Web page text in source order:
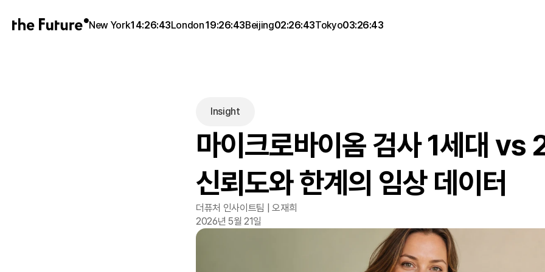
New York14:26:43London19:26:43Beijing02:26:43Tokyo03:26:43
Insight
마이크로바이옴 검사 1세대 vs
신뢰도와 한계의 임상 데이터
더퓨처 인사이트팀 | 오재희
2026년 5월 21일